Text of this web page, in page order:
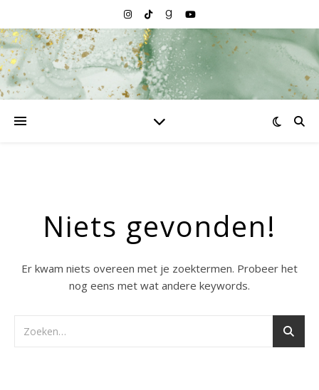
Niets gevonden!
Er kwam niets overeen met je zoektermen. Probeer het
nog eens met wat andere keywords.